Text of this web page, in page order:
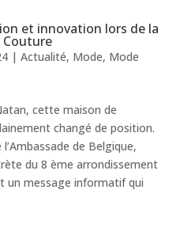
et innovation lors de la
Couture
| Actualité, Mode, Mode
cette maison de
changé de position.
de Belgique,
du 8 ème arrondissement
un message informatif qui